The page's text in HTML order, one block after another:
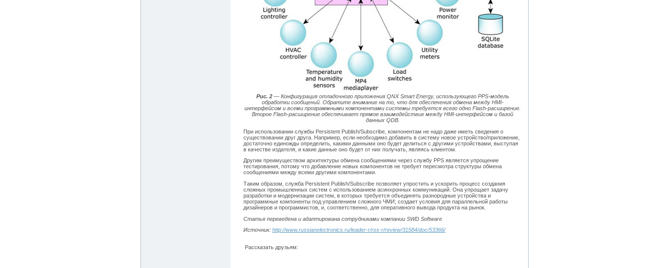
Рис. 2— Конфигурация отладочного приложения QNX Smart Energy, использующего PPS-модель
обработки сообщений. Обратите внимание на то, что для обеспечения обмена между HMI-
интерфейсом и всеми программными компонентами системы требуется всего одно Flash-расширение.
Второе Flash-расширение обеспечивает прямое взаимодействие между HMI-интерфейсом и базой
данных QDB.
При использовании службы Persistent Publish/Subscribe, компонентам не надо даже иметь сведения о
существовании друг друга. Например, если необходимо добавить в систему новое устройство/приложение,
достаточно единожды определить, какими данными оно будет делиться с другими устройствами, выступая
в качестве издателя, и какие данные оно будет от них получать, являясь клиентом.
Другим преимуществом архитектуры обмена сообщениями через службу PPS является упрощение
тестирования, потому что добавление новых компонентов не требует пересмотра структуры обмена
сообщениями между всеми другими компонентами.
Таким образом, служба Persistent Publish/Subscribe позволяет упростить и ускорить процесс создания
сложных промышленных систем с использованием асинхронных коммуникаций. Она упрощает задачу
разработки и модернизации систем, в которых требуется объединять разнородные устройства и
программные компоненты под управлением сложного ЧМИ; создает условия для параллельной работы
дизайнеров и программистов, и, соответственно, для оперативного вывода продукта на рынок.
Статья переведена и адаптирована сотрудниками компании SWD Software
Источник: http://www.russianelectronics.ru/leader-r/rss-r/review/31584/doc/53366/
Рассказать друзьям: